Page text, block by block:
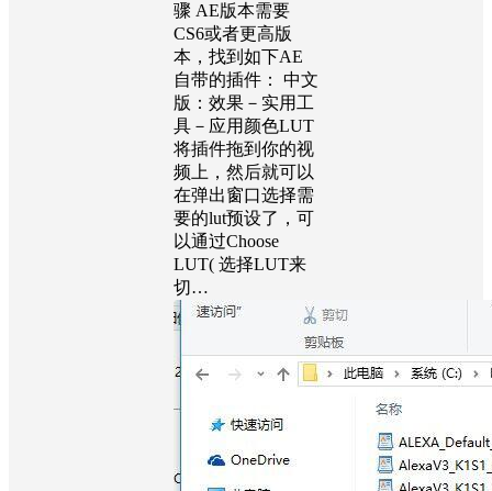
骤 AE版本需要
CS6或者更高版
本，找到如下AE
自带的插件： 中文
版：效果－实用工
具－应用颜色LUT
将插件拖到你的视
频上，然后就可以
在弹出窗口选择需
要的lut预设了，可
以通过Choose
LUT( 选择LUT来
切…